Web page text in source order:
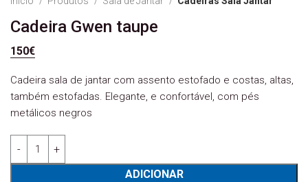
Cadeira Gwen taupe
150€
Cadeira sala de jantar com assento estofado e costas, altas,
também estofadas. Elegante, e confortável, com pés
metálicos negros
Quantidade de Cadeira Gwen taupe
ADICIONAR